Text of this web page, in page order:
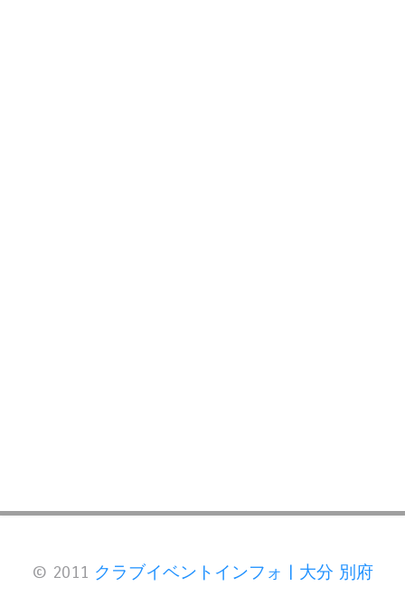
© 2011 クラブイベントインフォ | 大分 別府